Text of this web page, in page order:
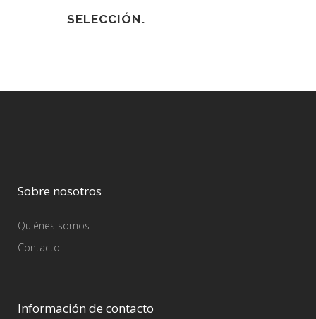
SELECCIÓN.
Sobre nosotros
Quiénes somos
Contacto
Información de contacto